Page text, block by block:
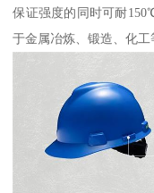
保证强度的同时可耐
于金属冶炼、锻造、化工